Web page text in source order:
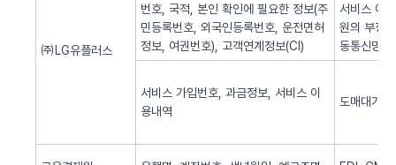
㈜LG유플러스
번호, 국적, 본인 확인에 필요한 정보(주
민등록번호, 외국인등록번호, 운전면허
정보, 여권번호), 고객연계정보(CI)
서비스 이
원의 부정
동통신망
서비스 가입번호, 과금정보, 서비스 이
용내역
도매대가